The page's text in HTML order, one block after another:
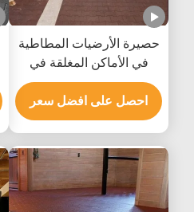
حصيرة الأرضيات المطاطية
في الأماكن المغلقة في
الهواء الطلق مقاومة
للاهتراء لملعب المدرسة
احصل على افضل سعر